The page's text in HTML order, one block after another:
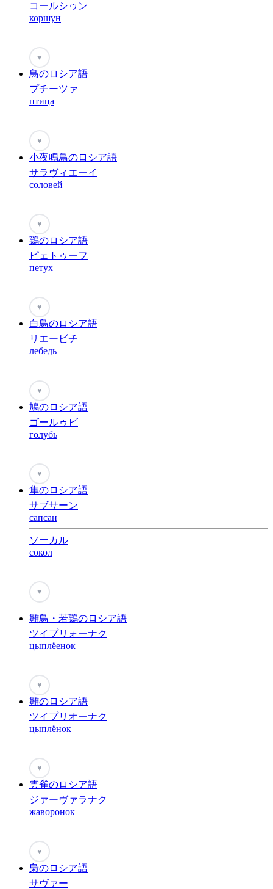
コールシゥン
коршун
♥
鳥のロシア語
プチーツァ
птица
♥
小夜鳴鳥のロシア語
サラヴィエーイ
соловей
♥
鶏のロシア語
ピェトゥーフ
петух
♥
白鳥のロシア語
リエービチ
лебедь
♥
鳩のロシア語
ゴールゥビ
голубь
♥
隼のロシア語
サブサーン
сапсан
ソーカル
сокол
♥
雛鳥・若鶏のロシア語
ツイプリォーナク
цыплёенок
♥
雛のロシア語
ツイプリオーナク
цыплёнок
♥
雲雀のロシア語
ジァーヴァラナク
жаворонок
♥
梟のロシア語
サヴァー